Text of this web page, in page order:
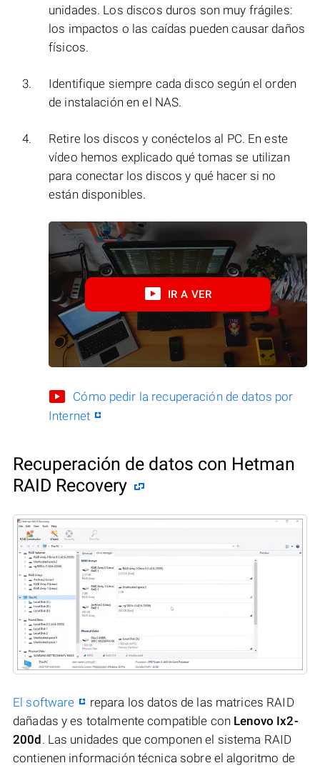
unidades. Los discos duros son muy frágiles:
los impactos o las caídas pueden causar daños
físicos.
Identifique siempre cada disco según el orden
de instalación en el NAS.
Retire los discos y conéctelos al PC. En este
vídeo hemos explicado qué tomas se utilizan
para conectar los discos y qué hacer si no
están disponibles.
IR A VER
Cómo pedir la recuperación de datos por
Internet
Recuperación de datos con Hetman
RAID Recovery
El software
repara los datos de las matrices RAID
dañadas y es totalmente compatible con Lenovo Ix2-
200d. Las unidades que componen el sistema RAID
contienen información técnica sobre el algoritmo de